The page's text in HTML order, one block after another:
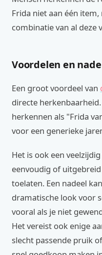
Frida niet aan één
combinatie van al deze
Voordelen en
Een groot voordeel van
directe
herkennen als "Frida
voor een generieke
Het is ook een
eenvoudig of
toelaten. Een nadeel
dramatische look voor
vooral als je niet
Het vereist ook enige
slecht passende pruik